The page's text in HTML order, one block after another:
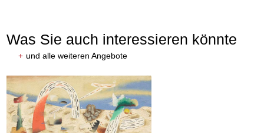
Was Sie auch interessieren könnte
+ und alle weiteren Angebote